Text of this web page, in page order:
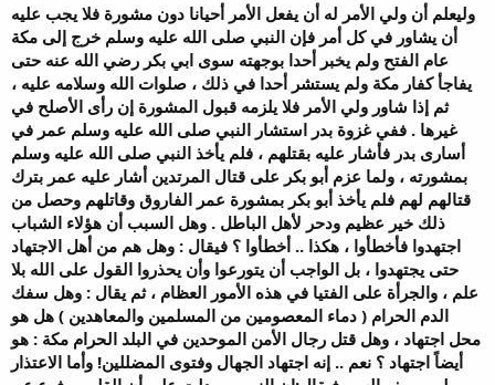
وليعلم أن ولي الأمر له أن يفعل الأمر أحيانا دون مشورة فلا يجب عليه
أن يشاور في كل أمر فإن النبي صلى الله عليه وسلم خرج إلى مكة
عام الفتح ولم يخبر أحدا بوجهته سوى ابي بكر رضي الله عنه حتى
يفاجأ كفار مكة ولم يستشر أحدا في ذلك ، صلوات الله وسلامه عليه ،
ثم إذا شاور ولي الأمر فلا يلزمه قبول المشورة إن رأى الأصلح في
غيرها . ففي غزوة بدر استشار النبي صلى الله عليه وسلم عمر في
أسارى بدر فأشار عليه بقتلهم ، فلم يأخذ النبي صلى الله عليه وسلم
بمشورته ، ولما عزم أبو بكر على قتال المرتدين أشار عليه عمر بترك
قتالهم لهم فلم يأخذ أبو بكر بمشورة عمر الفاروق وقاتلهم وحصل من
ذلك خير عظيم ودحر لأهل الباطل . وهل السبب أن هؤلاء الشباب
اجتهدوا فأخطأوا ، هكذا .. أخطأوا ؟ فيقال : وهل هم من أهل الاجتهاد
حتى يجتهدوا ، بل الواجب أن يتورعوا وأن يحذروا القول على الله بلا
علم ، والجرأة على الفتيا في هذه الأمور العظام ، ثم يقال : وهل سفك
الدم الحرام ( دماء المعصومين من المسلمين والمعاهدين ) هل هو
محل اجتهاد ، وهل قتل رجال الأمن الموحدين في البلد الحرام مكة : هو
أيضاً اجتهاد ؟ نعم .. إنه اجتهاد الجهال وفتوى المضللين! وأما الاعتذار